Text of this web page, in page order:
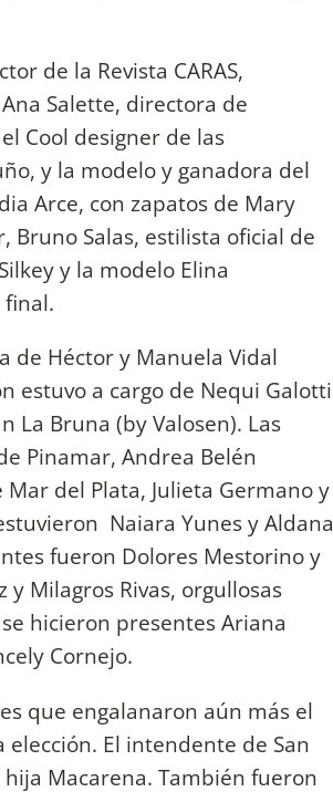
de la Revista CARAS,
Salette, directora de
Cool designer de las
y la modelo y ganadora del
Arce, con zapatos de Mary
Bruno Salas, estilista oficial de
y la modelo Elina
de Héctor y Manuela Vidal
estuvo a cargo de Nequi Galotti
La Bruna (by Valosen). Las
Pinamar, Andrea Belén
del Plata, Julieta Germano y
Naiara Yunes y Aldana
fueron Dolores Mestorino y
Milagros Rivas, orgullosas
hicieron presentes Ariana
Cornejo.
que engalanaron aún más el
El intendente de San
Macarena. También fueron